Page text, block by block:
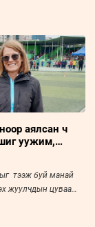
аялсан ч
уужим,
хаанаас
тээж буй манай
жуулчдын цуваа